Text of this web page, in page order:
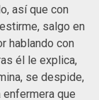
así que con
salgo en
hablando con
él le explica,
se despide,
que